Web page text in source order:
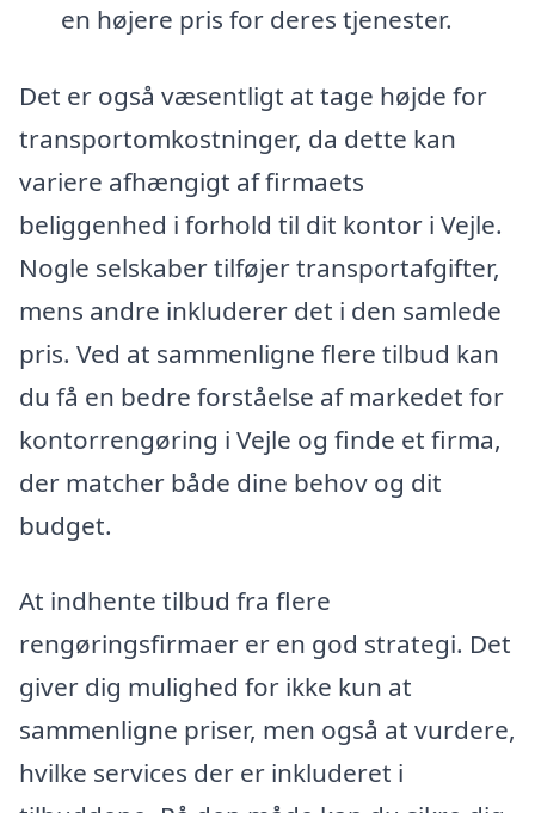
en højere pris for deres tjenester.
Det er også væsentligt at tage højde for
transportomkostninger, da dette kan
variere afhængigt af firmaets
beliggenhed i forhold til dit kontor i Vejle.
Nogle selskaber tilføjer transportafgifter,
mens andre inkluderer det i den samlede
pris. Ved at sammenligne flere tilbud kan
du få en bedre forståelse af markedet for
kontorrengøring i Vejle og finde et firma,
der matcher både dine behov og dit
budget.
At indhente tilbud fra flere
rengøringsfirmaer er en god strategi. Det
giver dig mulighed for ikke kun at
sammenligne priser, men også at vurdere,
hvilke services der er inkluderet i